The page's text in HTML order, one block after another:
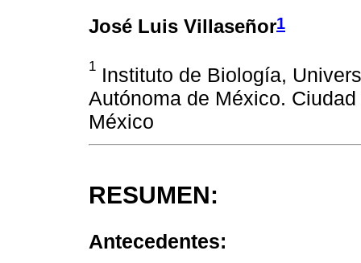
José Luis Villaseñor1
1 Instituto de Biología,
Autónoma de México.
México
RESUMEN:
Antecedentes: